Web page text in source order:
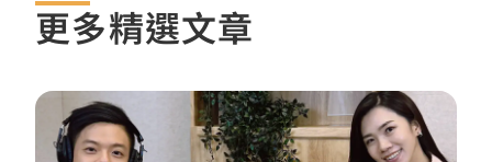
更多精選文章